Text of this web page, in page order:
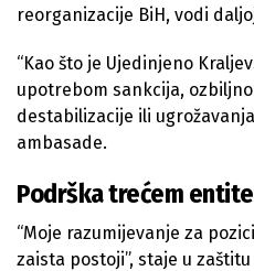
reorganizacije BiH, vodi
“Kao što je Ujedinjeno
upotrebom sankcija,
destabilizacije ili
ambasade.
Podrška trećem
“Moje razumijevanje za
zaista postoji”, staje u